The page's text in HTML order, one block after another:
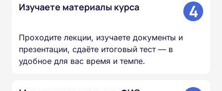
Изучаете материалы курса 4
Проходите лекции, изучаете документы и
презентации, сдаёте итоговый тест — в
удобное для вас время и темпе.